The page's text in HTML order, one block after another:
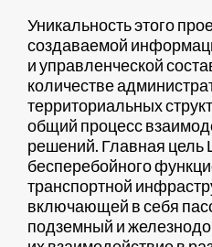
Уникальность этого
создаваемой
и управленческой
количестве
территориальных
общий процесс
решений. Главная
бесперебойного
транспортной
включающей в себя
подземный и